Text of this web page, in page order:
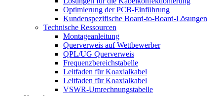
Optimierung der PCB-Einführung
Kundenspezifische Board-to-Board-Lösungen
Technische Ressourcen
Montageanleitung
Querverweis auf Wettbewerber
QPL/UG Querverweis
Frequenzbereichstabelle
Leitfaden für Koaxialkabel
Leitfaden für Koaxialkabel
VSWR-Umrechnungstabelle